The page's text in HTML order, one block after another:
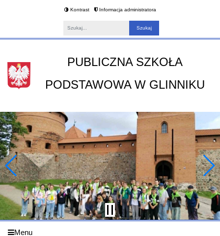
Kontrast Informacja administratora
PUBLICZNA SZKOŁA
PODSTAWOWA W GLINNIKU
Menu